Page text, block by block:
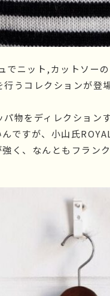
でニット,カットソー
うコレクションが登
物をディレクション
ですが、小山氏
く、なんともフラン